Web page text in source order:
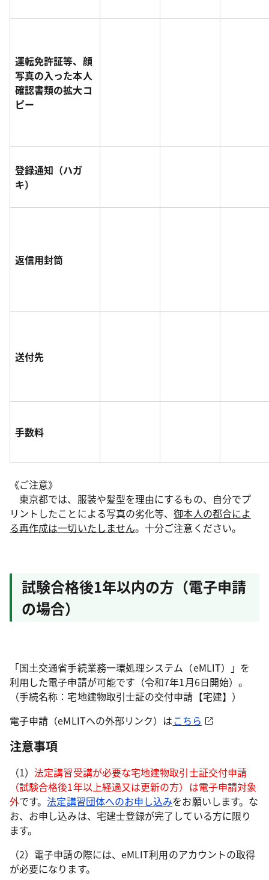
運転免許証等、顔
写真の入った本人
確認書類の拡大コ
ピー
登録通知（ハガ
キ）
返信用封筒
送付先
手数料
《ご注意》
東京都では、服装や髪型を理由にするもの、自分でプ
リントしたことによる写真の劣化等、御本人の都合によ
る再作成は一切いたしません。十分ご注意ください。
試験合格後1年以内の方（電子申請
の場合）
「国土交通省手続業務一環処理システム（eMLIT）」を
利用した電子申請が可能です（令和7年1月6日開始）。
（手続名称：宅地建物取引士証の交付申請【宅建】）
電子申請（eMLITへの外部リンク）はこちら
注意事項
（1）法定講習受講が必要な宅地建物取引士証交付申請
（試験合格後1年以上経過又は更新の方）は電子申請対象
外です。法定講習団体へのお申し込みをお願いします。な
お、お申し込みは、宅建士登録が完了している方に限り
ます。
（2）電子申請の際には、eMLIT利用のアカウントの取得
が必要になります。